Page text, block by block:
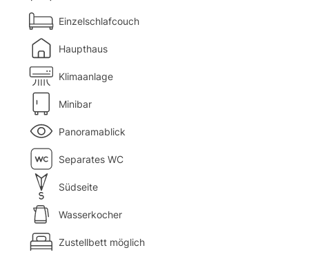
Einzelschlafcouch
Haupthaus
Klimaanlage
Minibar
Panoramablick
Separates WC
Südseite
Wasserkocher
Zustellbett möglich